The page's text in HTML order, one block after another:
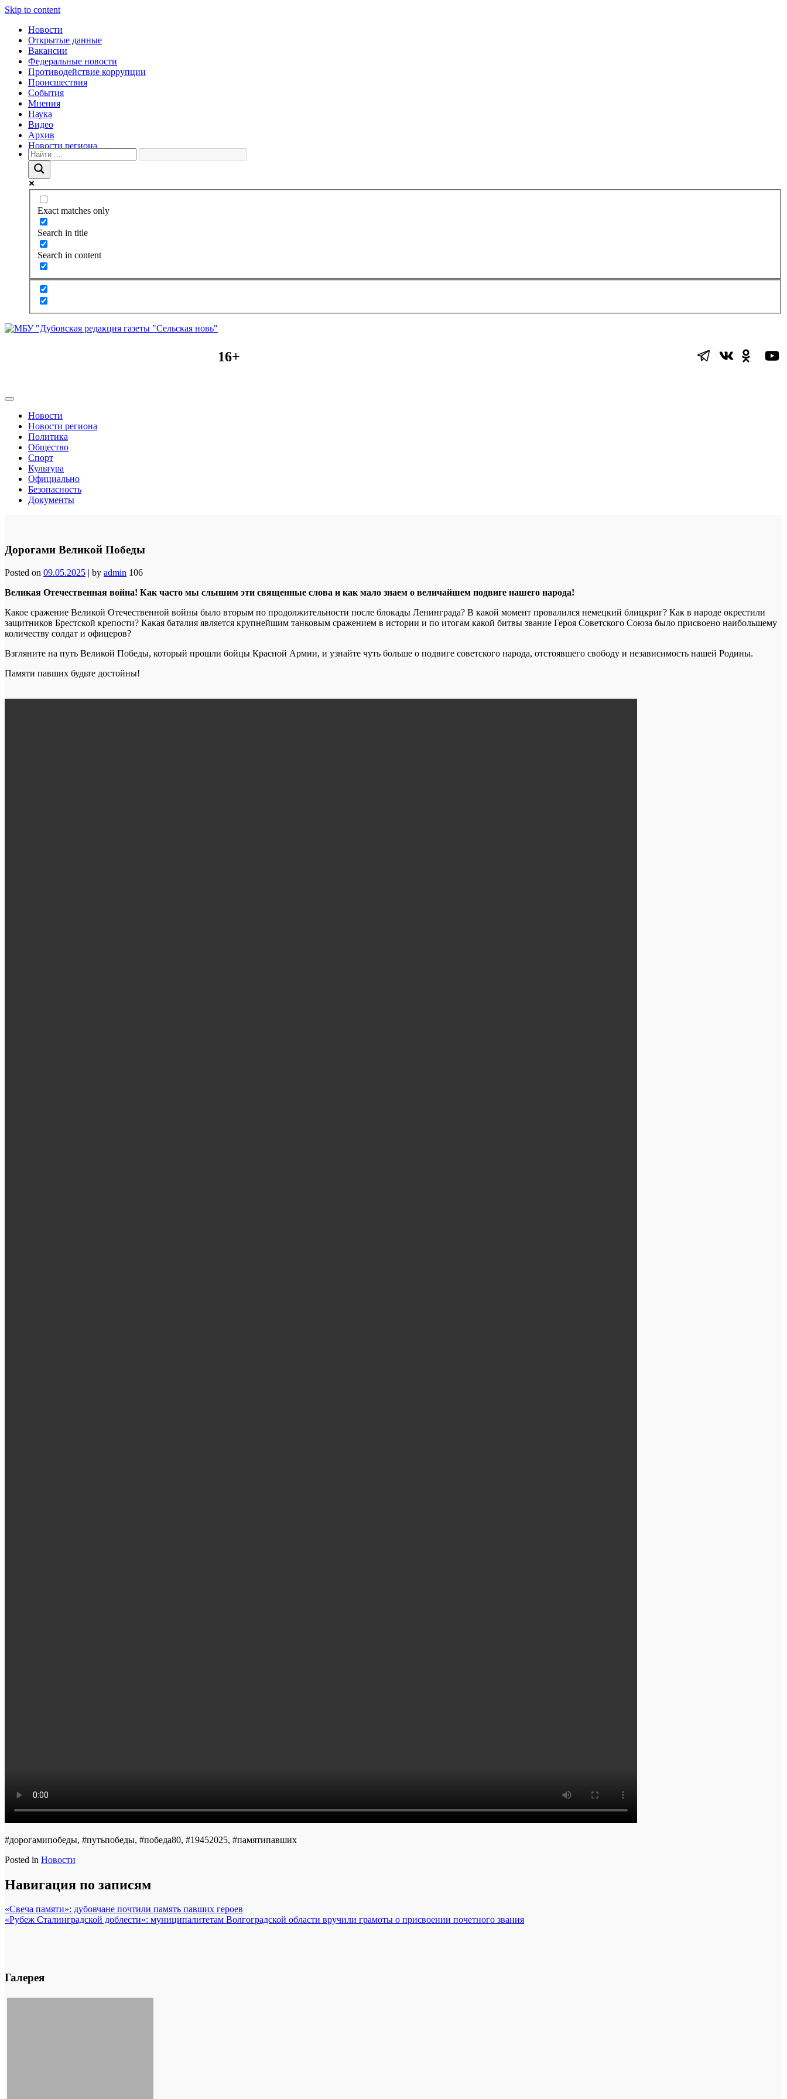
Skip to content
Новости
Открытые данные
Вакансии
Федеральные новости
Противодействие коррупции
Происшествия
События
Мнения
Наука
Видео
Архив
Новости региона
Exact matches only
Search in title
Search in content
16+
Новости
Новости региона
Политика
Общество
Спорт
Культура
Официально
Безопасность
Документы
Дорогами Великой Победы
Posted on 09.05.2025 | by admin 106
Великая Отечественная война! Как часто мы слышим эти священные слова и как мало знаем о величайшем подвиге нашего народа!
Какое сражение Великой Отечественной войны было вторым по продолжительности после блокады Ленинграда? В какой момент провалился немецкий блицкриг? Как в народе окрестили
защитников Брестской крепости? Какая баталия является крупнейшим танковым сражением в истории и по итогам какой битвы звание Героя Советского Союза было присвоено наибольшему
количеству солдат и офицеров?
Взгляните на путь Великой Победы, который прошли бойцы Красной Армии, и узнайте чуть больше о подвиге советского народа, отстоявшего свободу и независимость нашей Родины.
Памяти павших будьте достойны!
#дорогамипобеды, #путьпобеды, #победа80, #19452025, #памятипавших
Posted in Новости
Навигация по записям
«Свеча памяти»: дубовчане почтили память павших героев
«Рубеж Сталинградской доблести»: муниципалитетам Волгоградской области вручили грамоты о присвоении почетного звания
Галерея